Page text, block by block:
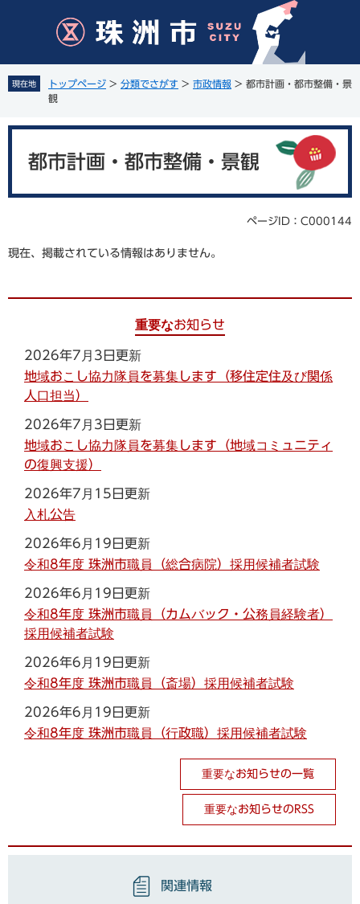
先
頭
す
を
飛
し
現在地 トップページ > 分類でさがす > 市政情報 > 都市計画・都市整備・景
観
都市計画・都市整備・景観
ページID：C000144
現在、掲載されている情報はありません。
重要なお知らせ
2026年7月3日更新
地域おこし協力隊員を募集します（移住定住及び関係
人口担当）
2026年7月3日更新
地域おこし協力隊員を募集します（地域コミュニティ
の復興支援）
2026年7月15日更新
入札公告
2026年6月19日更新
令和8年度 珠洲市職員（総合病院）採用候補者試験
2026年6月19日更新
令和8年度 珠洲市職員（カムバック・公務員経験者）
採用候補者試験
2026年6月19日更新
令和8年度 珠洲市職員（斎場）採用候補者試験
2026年6月19日更新
令和8年度 珠洲市職員（行政職）採用候補者試験
重要なお知らせの一覧
重要なお知らせのRSS
関連情報